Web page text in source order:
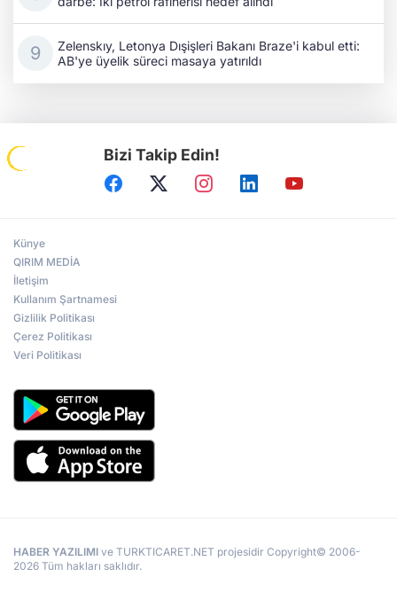
Zelenskıy, Letonya Dışişleri Bakanı Braze'i kabul etti:
AB'ye üyelik süreci masaya yatırıldı
Bizi Takip Edin!
Künye
QIRIM MEDİA
İletişim
Kullanım Şartnamesi
Gizlilik Politikası
Çerez Politikası
Veri Politikası
HABER YAZILIMI ve TURKTICARET.NET projesidir Copyright© 2006-
2026 Tüm hakları saklıdır.